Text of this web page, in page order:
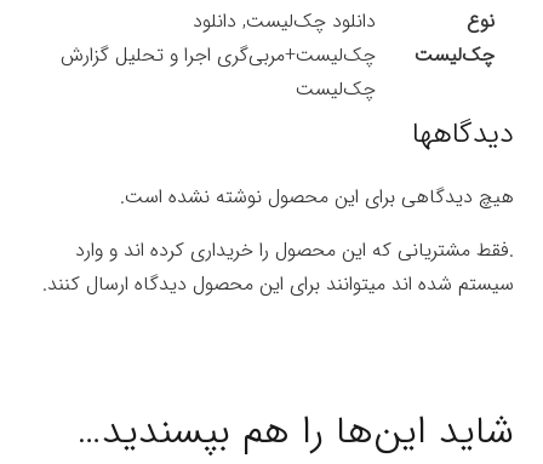
نوع
چک‌لیست
دانلود چک‌لیست, دانلود
چک‌لیست+مربی‌گری اجرا و تحلیل گزارش
چک‌لیست
دیدگاهها
هیچ دیدگاهی برای این محصول نوشته نشده است.
.فقط مشتریانی که این محصول را خریداری کرده اند و وارد
سیستم شده اند میتوانند برای این محصول دیدگاه ارسال کنند.
شاید این‌ها را هم بپسندید…